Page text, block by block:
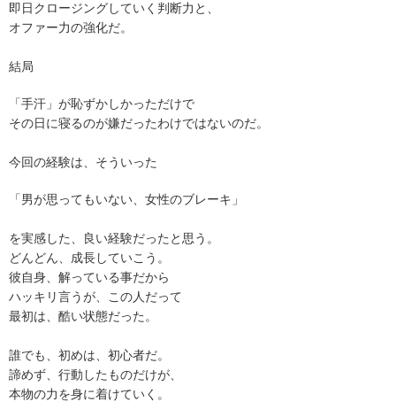
即日クロージングしていく判断力と、
オファー力の強化だ。
結局
「手汗」が恥ずかしかっただけで
その日に寝るのが嫌だったわけではないのだ。
今回の経験は、そういった
「男が思ってもいない、女性のブレーキ」
を実感した、良い経験だったと思う。
どんどん、成長していこう。
彼自身、解っている事だから
ハッキリ言うが、この人だって
最初は、酷い状態だった。
誰でも、初めは、初心者だ。
諦めず、行動したものだけが、
本物の力を身に着けていく。